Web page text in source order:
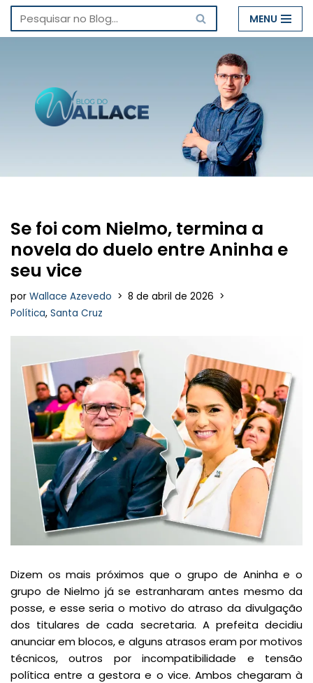
Pular
conteúdo
MENU
Se foi com Nielmo, termina a
novela do duelo entre Aninha e
seu vice
por Wallace Azevedo
8 de abril de 2026
Política, Santa Cruz
Dizem os mais próximos que o grupo de Aninha e o
grupo de Nielmo já se estranharam antes mesmo da
posse, e esse seria o motivo do atraso da divulgação
dos titulares de cada secretaria. A prefeita decidiu
anunciar em blocos, e alguns atrasos eram por motivos
técnicos, outros por incompatibilidade e tensão
política entre a gestora e o vice. Ambos chegaram à